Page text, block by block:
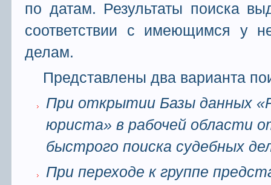
по датам. Результаты поиска
соответствии с имеющимся у
делам.
Представлены два варианта
При открытии Базы данных
юриста» в рабочей области
быстрого поиска судебных
При переходе к группе